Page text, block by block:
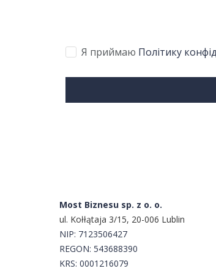
Я приймаю Політику
Most Biznesu sp. z o. o.
ul. Kołłątaja 3/15, 20-006 Lublin
NIP: 7123506427
REGON: 543688390
KRS: 0001216079